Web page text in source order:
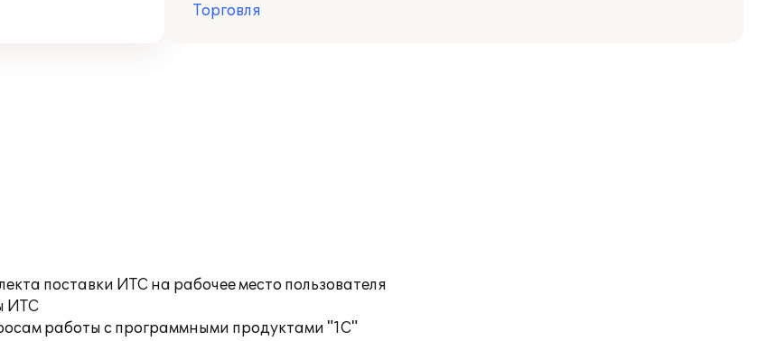
Торговля
поставки ИТС на рабочее место пользователя
ИТС
работы с программными продуктами "1С"